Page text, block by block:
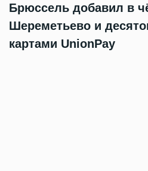
Брюссель добавил в
Шереметьево и
картами UnionPay